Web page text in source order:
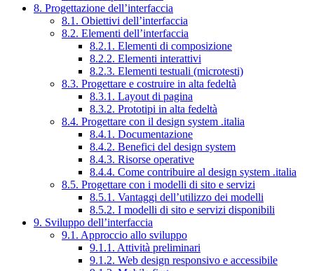
8. Progettazione dell’interfaccia
8.1. Obiettivi dell’interfaccia
8.2. Elementi dell’interfaccia
8.2.1. Elementi di composizione
8.2.2. Elementi interattivi
8.2.3. Elementi testuali (microtesti)
8.3. Progettare e costruire in alta fedeltà
8.3.1. Layout di pagina
8.3.2. Prototipi in alta fedeltà
8.4. Progettare con il design system .italia
8.4.1. Documentazione
8.4.2. Benefici del design system
8.4.3. Risorse operative
8.4.4. Come contribuire al design system .italia
8.5. Progettare con i modelli di sito e servizi
8.5.1. Vantaggi dell’utilizzo dei modelli
8.5.2. I modelli di sito e servizi disponibili
9. Sviluppo dell’interfaccia
9.1. Approccio allo sviluppo
9.1.1. Attività preliminari
9.1.2. Web design responsivo e accessibile